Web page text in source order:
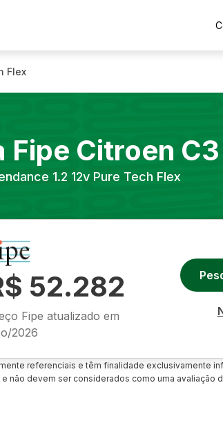
Flex
Fipe Citroen C3
1.2 12v Pure Tech Flex
52.282
Fipe atualizado em
2026
referenciais e têm finalidade exclusivamente
não devem ser considerados como uma avaliação